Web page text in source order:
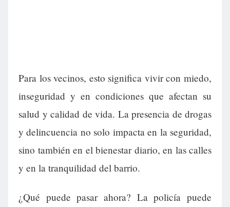
Para los vecinos, esto significa vivir con miedo,
inseguridad y en condiciones que afectan su
salud y calidad de vida. La presencia de drogas
y delincuencia no solo impacta en la seguridad,
sino también en el bienestar diario, en las calles
y en la tranquilidad del barrio.
¿Qué puede pasar ahora? La policía puede